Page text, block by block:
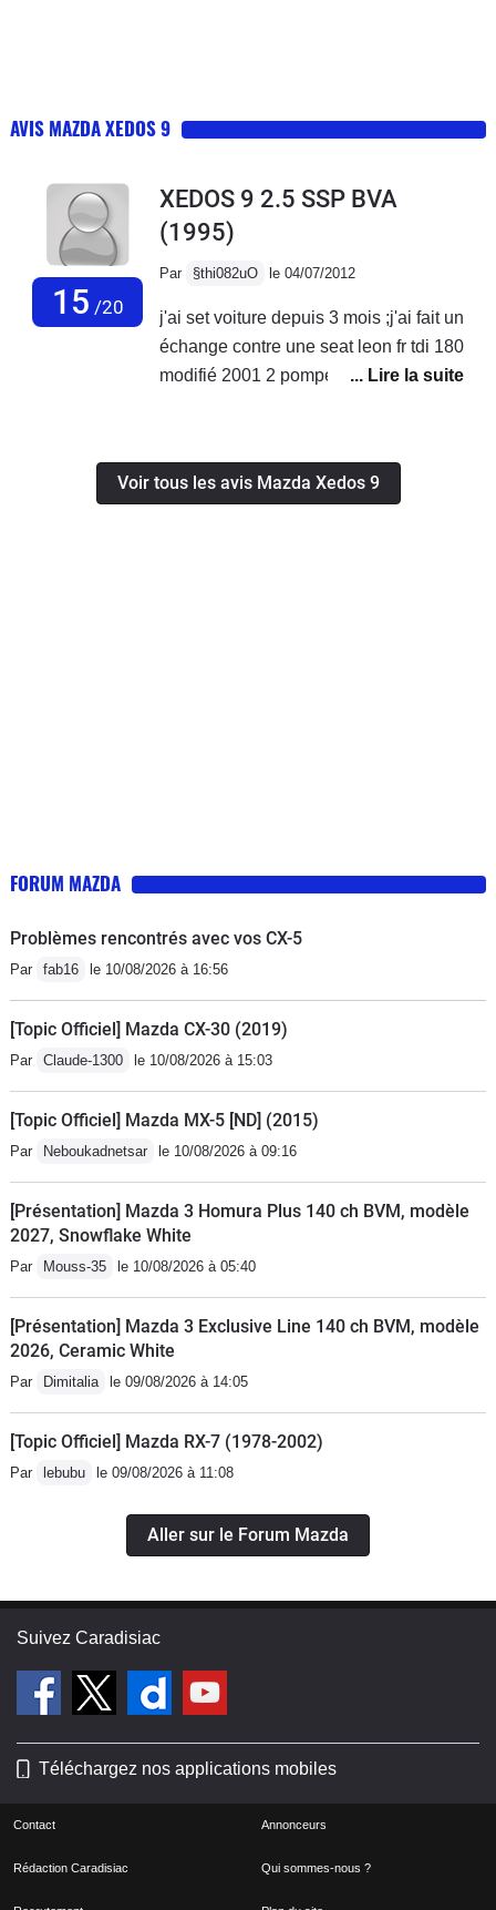
AVIS MAZDA XEDOS 9
15 /20
XEDOS 9 2.5 SSP BVA
(1995)
Par §thi082uO le 04/07/2012
j'ai set voiture depuis 3 mois ;j'ai fait un
échange contre une seat leon fr tdi 180
modifié 2001 2 pompe d'injection a
coté 3000e j'ai fait je pense une affaire
une grande routier boite auto mais j'ai
Voir tous les avis Mazda Xedos 9
FORUM MAZDA
Problèmes rencontrés avec vos CX-5
Par fab16 le 10/08/2026 à 16:56
[Topic Officiel] Mazda CX-30 (2019)
Par Claude-1300 le 10/08/2026 à 15:03
[Topic Officiel] Mazda MX-5 [ND] (2015)
Par Neboukadnetsar le 10/08/2026 à 09:16
[Présentation] Mazda 3 Homura Plus 140 ch BVM, modèle
2027, Snowflake White
Par Mouss-35 le 10/08/2026 à 05:40
[Présentation] Mazda 3 Exclusive Line 140 ch BVM, modèle
2026, Ceramic White
Par Dimitalia le 09/08/2026 à 14:05
[Topic Officiel] Mazda RX-7 (1978-2002)
Par lebubu le 09/08/2026 à 11:08
Aller sur le Forum Mazda
Suivez Caradisiac
Téléchargez nos applications mobiles
Contact Annonceurs
Rédaction Caradisiac Qui sommes-nous ?